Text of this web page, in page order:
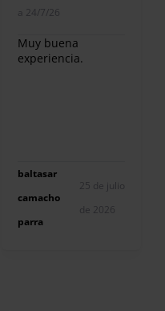
a 24/7/26
Muy buena
experiencia.
baltasar
camacho
parra
25 de julio
de 2026